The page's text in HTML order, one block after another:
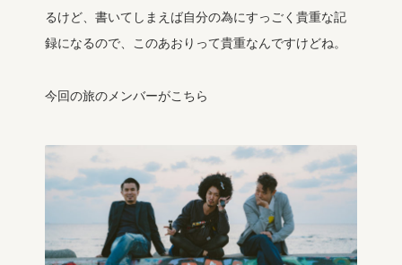
るけど、書いてしまえば自分の為にすっごく貴重な記
録になるので、このあおりって貴重なんですけどね。
今回の旅のメンバーがこちら